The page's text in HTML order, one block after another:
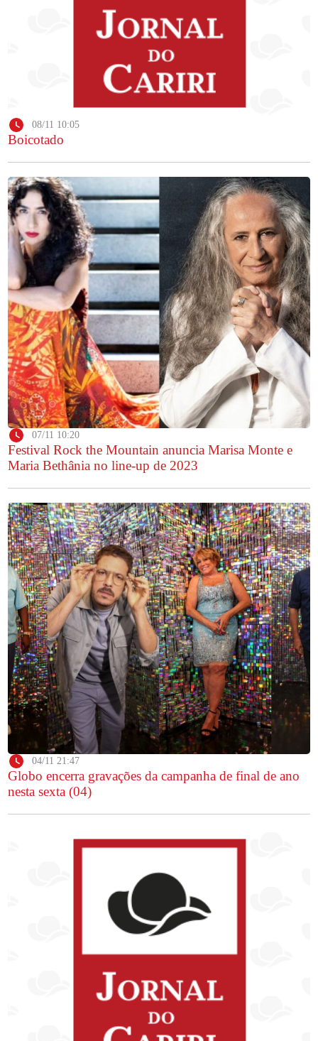
08/11 10:05
Boicotado
07/11 10:20
Festival Rock the Mountain anuncia Marisa Monte e
Maria Bethânia no line-up de 2023
04/11 21:47
Globo encerra gravações da campanha de final de ano
nesta sexta (04)